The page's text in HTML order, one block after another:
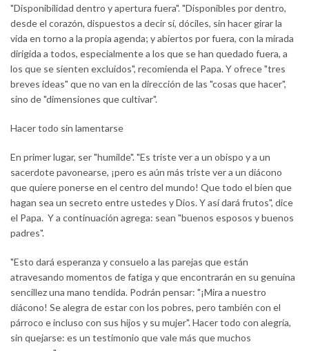
"Disponibilidad dentro y apertura fuera". "Disponibles por dentro,
desde el corazón, dispuestos a decir sí, dóciles, sin hacer girar la
vida en torno a la propia agenda; y abiertos por fuera, con la mirada
dirigida a todos, especialmente a los que se han quedado fuera, a
los que se sienten excluidos", recomienda el Papa. Y ofrece "tres
breves ideas" que no van en la dirección de las "cosas que hacer",
sino de "dimensiones que cultivar".
Hacer todo sin lamentarse
En primer lugar, ser "humilde". "Es triste ver a un obispo y a un
sacerdote pavonearse, ¡pero es aún más triste ver a un diácono
que quiere ponerse en el centro del mundo! Que todo el bien que
hagan sea un secreto entre ustedes y Dios. Y así dará frutos", dice
el Papa. Y a continuación agrega: sean "buenos esposos y buenos
padres".
"Esto dará esperanza y consuelo a las parejas que están
atravesando momentos de fatiga y que encontrarán en su genuina
sencillez una mano tendida. Podrán pensar: "¡Mira a nuestro
diácono! Se alegra de estar con los pobres, pero también con el
párroco e incluso con sus hijos y su mujer". Hacer todo con alegría,
sin quejarse: es un testimonio que vale más que muchos